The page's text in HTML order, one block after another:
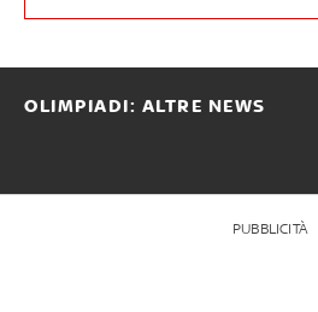
OLIMPIADI: ALTRE NEWS
PUBBLICITÀ